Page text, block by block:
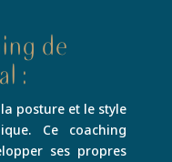
de
:
posture et le style
Ce coaching
ses propres